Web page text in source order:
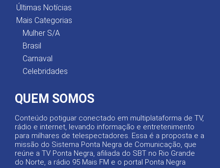
Últimas Notícias
Mais Categorias
Mulher S/A
Brasil
Carnaval
Celebridades
QUEM SOMOS
Conteúdo potiguar conectado em multiplataforma de TV,
rádio e internet, levando informação e entretenimento
para milhares de telespectadores. Essa é a proposta e a
missão do Sistema Ponta Negra de Comunicação, que
reúne a TV Ponta Negra, afiliada do SBT no Rio Grande
do Norte, a rádio 95 Mais FM e o portal Ponta Negra